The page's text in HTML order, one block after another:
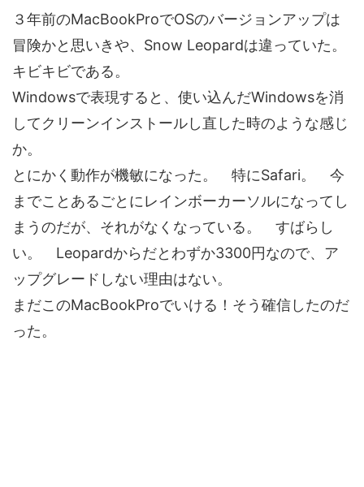
３年前のMacBookProでOSのバージョンアップは
冒険かと思いきや、Snow Leopardは違っていた。
キビキビである。
Windowsで表現すると、使い込んだWindowsを消
してクリーンインストールし直した時のような感じ
か。
とにかく動作が機敏になった。 特にSafari。 今
までことあるごとにレインボーカーソルになってし
まうのだが、それがなくなっている。 すばらし
い。 Leopardからだとわずか3300円なので、ア
ップグレードしない理由はない。
まだこのMacBookProでいける！そう確信したのだ
った。